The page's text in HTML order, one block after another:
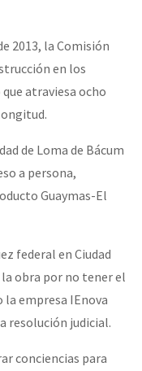
2013, la Comisión
en los
atraviesa ocho
de Loma de Bácum
a persona,
Guaymas-El
federal en Ciudad
obra por no tener el
empresa IEnova
resolución judicial.
conciencias para